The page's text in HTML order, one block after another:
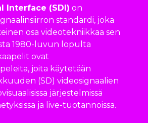
Interface (SDI) on
standardi, joka
osa videotekniikkaa sen
1980-luvun lopulta
ovat
joita käytetään
(SD) videosignaalien
järjestelmissä
ja live-tuotannoissa.